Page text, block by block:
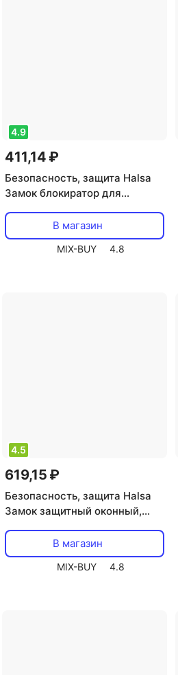
4.9
411,14 ₽
Безопасность, защита Halsa
Замок блокиратор для
В магазин
MIX-BUY 4.8
4.5
619,15 ₽
Безопасность, защита Halsa
Замок защитный оконный,
В магазин
MIX-BUY 4.8